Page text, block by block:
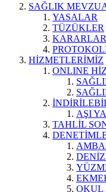
SAĞLIK
YASALAR
TÜZÜKLER
KARARLAR
HİZMETLERİMİZ
ONLINE
AŞI
TAHLİL
OKUL